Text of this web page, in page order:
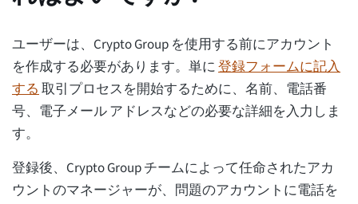
ユーザーは、Crypto Group を使用する前にアカウント
を作成する必要があります。単に登録フォームに記入
する 取引プロセスを開始するために、名前、電話番
号、電子メール アドレスなどの必要な詳細を入力しま
す。
登録後、Crypto Group チームによって任命されたアカ
ウントのマネージャーが、問題のアカウントに電話を